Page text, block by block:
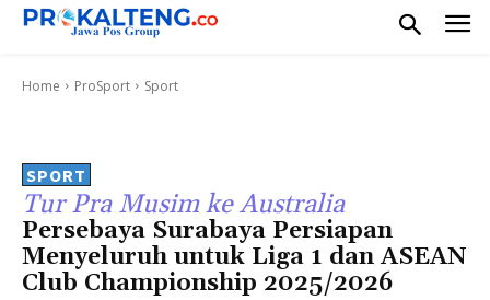
Home ProSport Sport
SPORT
Tur Pra Musim ke Australia
Persebaya Surabaya Persiapan
Menyeluruh untuk Liga 1 dan ASEAN
Club Championship 2025/2026